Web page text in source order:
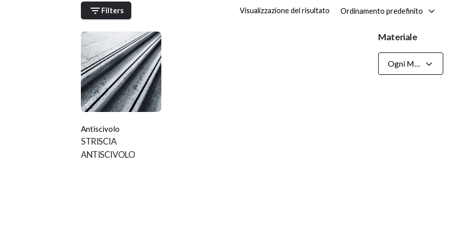
Filters Visualizzazione del risultato Ordinamento predefinito
Antiscivolo
STRISCIA
ANTISCIVOLO
Materiale
Ogni Materiale